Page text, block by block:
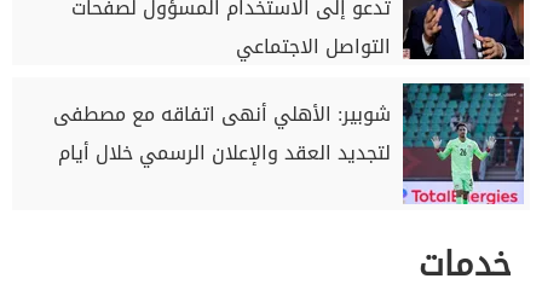
تدعو إلى الاستخدام المسؤول لصفحات
التواصل الاجتماعي
شوبير: الأهلي أنهى اتفاقه مع مصطفى
لتجديد العقد والإعلان الرسمي خلال أيام
خدمات